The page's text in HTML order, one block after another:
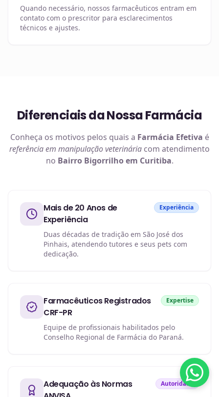
Quando necessário, nossos farmacêuticos entram em
contato com o prescritor para esclarecimentos
técnicos e ajustes.
Diferenciais da Nossa Farmácia
Conheça os motivos pelos quais a Farmácia Efetiva é
referência em manipulação veterinária com atendimento
no Bairro Bigorrilho em Curitiba.
Mais de 20 Anos de
Experiência
Experiência
Duas décadas de tradição em São José dos
Pinhais, atendendo tutores e seus pets com
dedicação.
Farmacêuticos Registrados
CRF-PR
Expertise
Equipe de profissionais habilitados pelo
Conselho Regional de Farmácia do Paraná.
Adequação às Normas
Autoridade